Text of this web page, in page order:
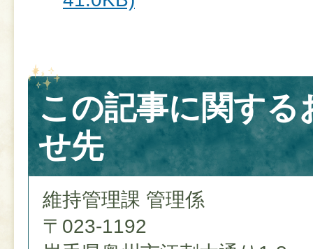
この記事に関する
せ先
維持管理課 管理係
〒023-1192